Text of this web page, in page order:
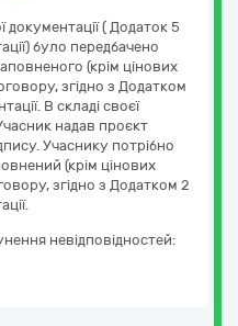
документації ( Додаток 5
було передбачено
(крім цінових
згідно з Додатком
В складі своєї
надав проєкт
Учаснику потрібно
(крім цінових
згідно з Додатком 2
невідповідностей: